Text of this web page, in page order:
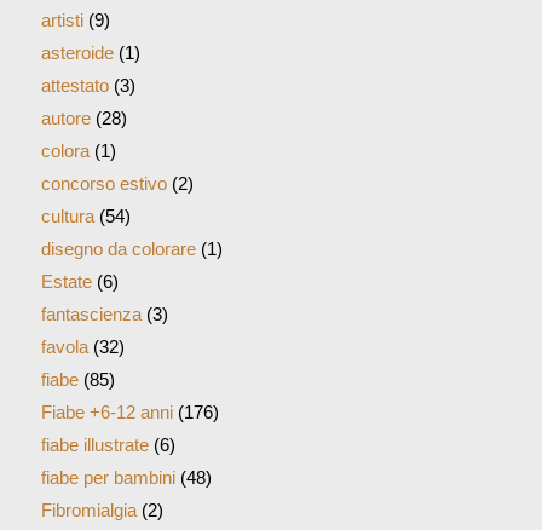
artisti(9)
asteroide(1)
attestato(3)
autore(28)
colora(1)
concorso estivo(2)
cultura(54)
disegno da colorare(1)
Estate(6)
fantascienza(3)
favola(32)
fiabe(85)
Fiabe +6-12 anni(176)
fiabe illustrate(6)
fiabe per bambini(48)
Fibromialgia(2)